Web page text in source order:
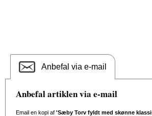
Anbefal via e-mail
Anbefal artiklen via e-mail
Email en kopi af 'Sæby Torv fyldt med skønne